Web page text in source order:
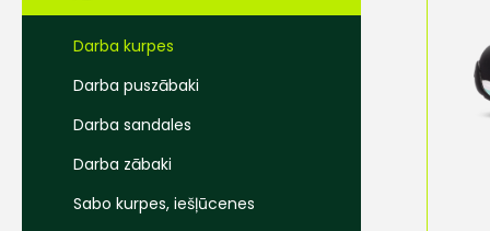
Darba kurpes
Darba puszābaki
Darba sandales
Darba zābaki
Sabo kurpes, iešļūcenes